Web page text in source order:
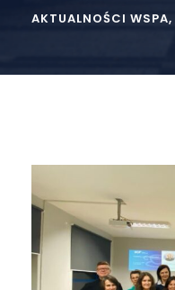
AKTUALNOŚCI WSPA,